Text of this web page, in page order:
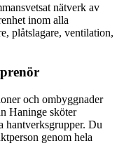
nätverk av
inom alla
plåtslagare, ventilation,
och ombyggnader
Haninge sköter
hantverksgrupper. Du
genom hela